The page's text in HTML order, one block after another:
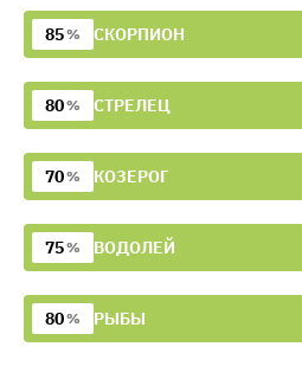
85% СКОРПИОН
80% СТРЕЛЕЦ
70% КОЗЕРОГ
75% ВОДОЛЕЙ
80% РЫБЫ